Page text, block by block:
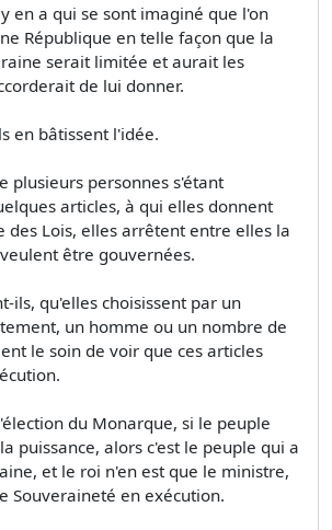
en a qui se sont imaginé que l'on
République en telle façon que la
serait limitée et aurait les
de lui donner.
en bâtissent l'idée.
plusieurs personnes s'étant
articles, à qui elles donnent
des Lois, elles arrêtent entre elles la
être gouvernées.
ils, qu'elles choisissent par un
un homme ou un nombre de
le soin de voir que ces articles
du Monarque, si le peuple
puissance, alors c'est le peuple qui a
et le roi n'en est que le ministre,
Souveraineté en exécution.